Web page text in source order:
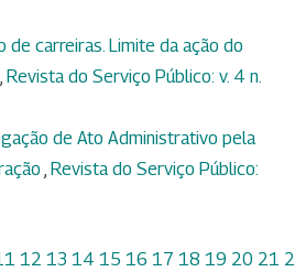
de carreiras. Limite da ação do
, Revista do Serviço Público: v. 4 n.
de Ato Administrativo pela
, Revista do Serviço Público:
12 13 14 15 16 17 18 19 20 21